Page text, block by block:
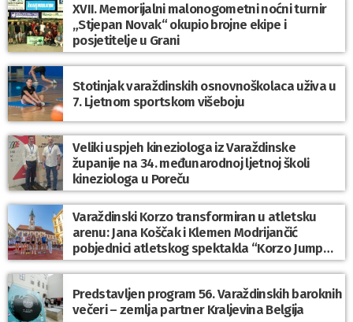
XVII. Memorijalni malonogometni noćni turnir
„Stjepan Novak“ okupio brojne ekipe i
posjetitelje u Grani
Stotinjak varaždinskih osnovnoškolaca uživa u
7. Ljetnom sportskom višeboju
Veliki uspjeh kineziologa iz Varaždinske
županije na 34. međunarodnoj ljetnoj školi
kineziologa u Poreču
Varaždinski Korzo transformiran u atletsku
arenu: Jana Koščak i Klemen Modrijančić
pobjednici atletskog spektakla “Korzo Jump
2026”
Predstavljen program 56. Varaždinskih baroknih
večeri – zemlja partner Kraljevina Belgija